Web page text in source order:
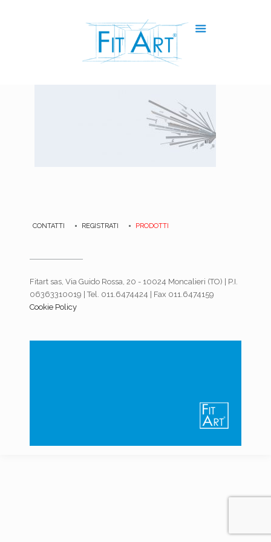
CONTATTI REGISTRATI PRODOTTI
Fitart sas, Via Guido Rossa, 20 - 10024 Moncalieri (TO) | P.I.
06363310019 | Tel. 011.6474424 | Fax 011.6474159
Cookie Policy